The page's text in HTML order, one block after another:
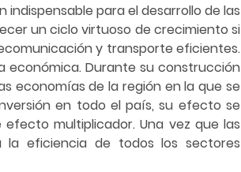
para el desarrollo de las
un ciclo virtuoso de crecimiento si
y transporte eficientes.
económica. Durante su construcción
economías de la región en la que se
en todo el país, su efecto se
multiplicador. Una vez que las
la eficiencia de todos los sectores